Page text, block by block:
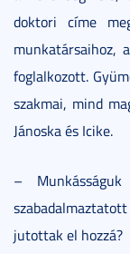
doktori címe
munkatársaihoz,
foglalkozott.
szakmai, mind
Jánoska és Icike.
–
jutottak el hozzá?